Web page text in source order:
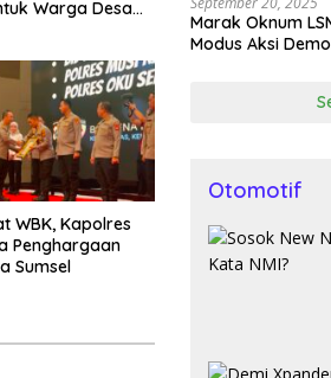
Warga Desa
WBK, Kapolres
Penghargaan
Sumsel
Marak Oknum
Modus Aksi
Otomotif